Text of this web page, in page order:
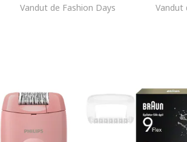
Vandut de Fashion Days Vandut